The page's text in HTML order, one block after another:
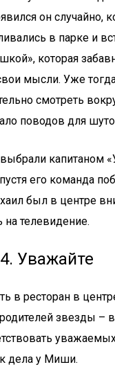
он случайно,
в парке и
которая
мысли. Уже тогда
смотреть
поводов для
капитаном
его команда
был в центре
телевидение.
Уважайте
в ресторан в
звезды –
уважаемых
дела у Миши.